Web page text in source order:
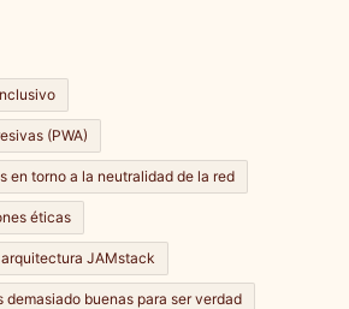
(PWA)
en torno a la neutralidad de la red
éticas
JAMstack
demasiado buenas para ser verdad